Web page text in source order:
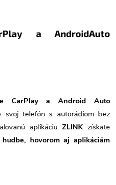
a AndroidAuto
CarPlay a Android Auto
svoj telefón s autorádiom bez
aplikáciu ZLINK získate
hudbe, hovorom aj aplikáciám